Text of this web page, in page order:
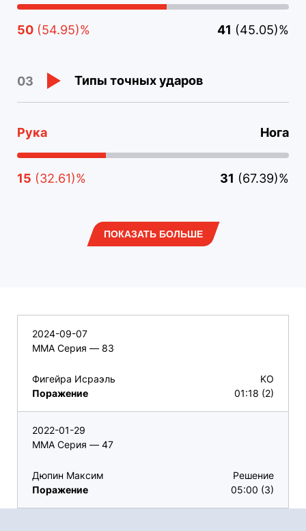
50 (54.95)% 41 (45.05)%
03 Типы точных ударов
Рука Нога
15 (32.61)% 31 (67.39)%
ПОКАЗАТЬ БОЛЬШЕ
2024-09-07
ММА Серия — 83
Фигейра Исраэль
Поражение
KO
01:18 (2)
2022-01-29
ММА Серия — 47
Дюпин Максим
Поражение
Решение
05:00 (3)